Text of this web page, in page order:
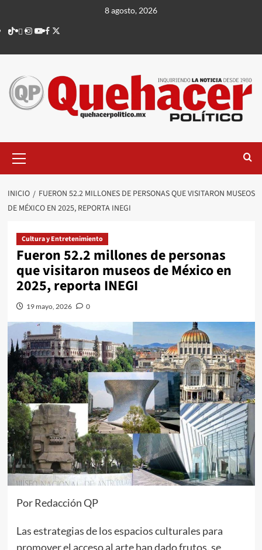
contenido
8 agosto, 2026
TikTok
threads
Instagram
Youtube
Facebook
X
principal
INICIO
FUERON 52.2 MILLONES DE PERSONAS QUE VISITARON MUSEOS
DE MÉXICO EN 2025, REPORTA INEGI
Cultura y Entretenimiento
Fueron 52.2 millones de personas
que visitaron museos de México en
2025, reporta INEGI
19 mayo, 2026 0
Por Redacción QP
Las estrategias de los espacios culturales para
promover el acceso al arte han dado frutos, se